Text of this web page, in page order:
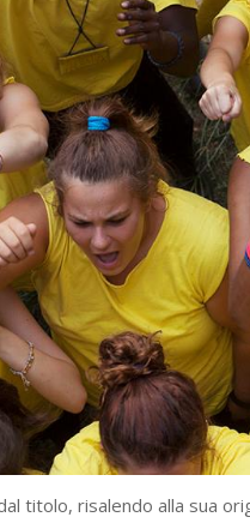
titolo, risalendo alla sua